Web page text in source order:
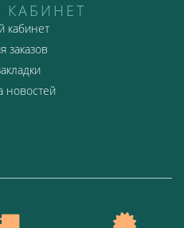
кабинет
заказов
новостей